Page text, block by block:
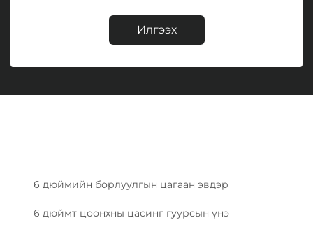
Илгээх
6 дюймийн борлуулгын цагаан эвдэр
6 дюймт цоонхны цасинг гуурсын үнэ